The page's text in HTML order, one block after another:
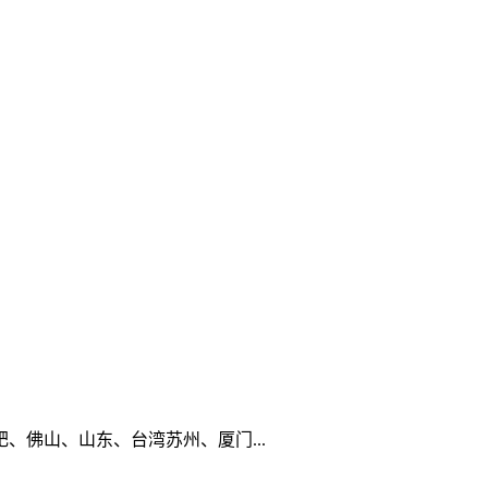
佛山、山东、台湾苏州、厦门...